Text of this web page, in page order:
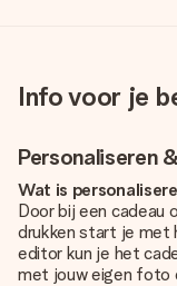
Info voor je
Personaliseren
Wat is
Door bij een cadeau
drukken start je met
editor kun je het
met jouw eigen foto